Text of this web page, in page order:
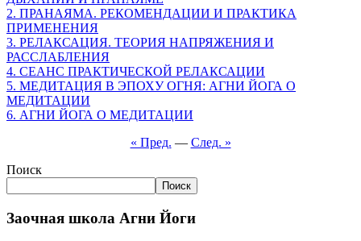
2. ПРАНАЯМА. РЕКОМЕНДАЦИИ И ПРАКТИКА
ПРИМЕНЕНИЯ
3. РЕЛАКСАЦИЯ. ТЕОРИЯ НАПРЯЖЕНИЯ И
РАССЛАБЛЕНИЯ
4. СЕАНС ПРАКТИЧЕСКОЙ РЕЛАКСАЦИИ
5. МЕДИТАЦИЯ В ЭПОХУ ОГНЯ: АГНИ ЙОГА О
МЕДИТАЦИИ
6. АГНИ ЙОГА О МЕДИТАЦИИ
« Пред. — След. »
Поиск
Поиск
Заочная школа Агни Йоги